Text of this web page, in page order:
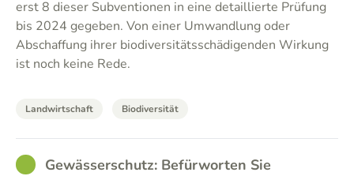
erst 8 dieser Subventionen in eine detaillierte Prüfung
bis 2024 gegeben. Von einer Umwandlung oder
Abschaffung ihrer biodiversitätsschädigenden Wirkung
ist noch keine Rede.
Landwirtschaft Biodiversität
GOODGewässerschutz: Befürworten Sie